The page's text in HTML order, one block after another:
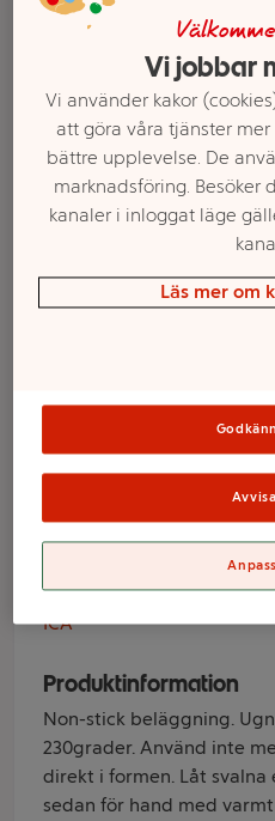
20cm ICA
Varumärke
ICA
Produktinformation
Non-stick beläggning.
230grader. Använd inte
direkt i formen. Låt
sedan för hand med
Välj butik
Vi jobbar
Vi använder kakor
att göra våra tjänster
bättre upplevelse. De
marknadsföring. Besöker
kanaler i inloggat läge
Läs mer om